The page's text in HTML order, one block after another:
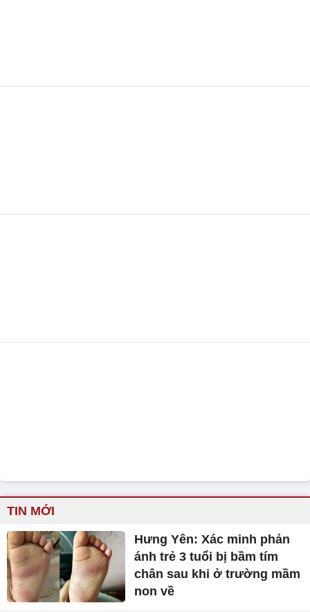
TIN MỚI
Hưng Yên: Xác minh phản
ánh trẻ 3 tuổi bị bầm tím
chân sau khi ở trường mầm
non về